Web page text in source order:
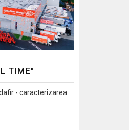
TIME"
- caracterizarea